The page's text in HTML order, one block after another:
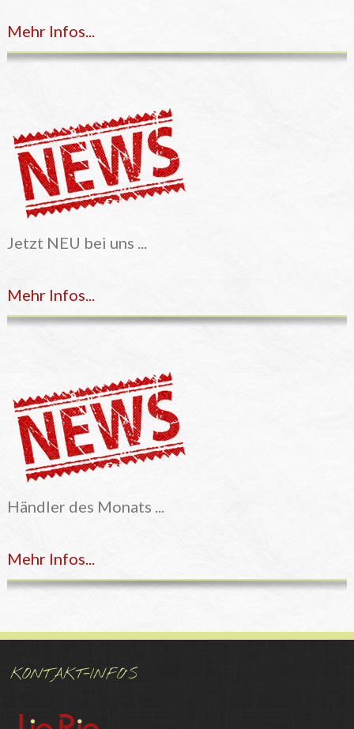
Mehr Infos...
Jetzt NEU bei uns ...
Mehr Infos...
Händler des Monats ...
Mehr Infos...
KONTAKT-INFO´S